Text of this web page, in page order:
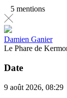
5 mentions
Damien Ganier
Le Phare de
Date
9 août 2026, 08:29